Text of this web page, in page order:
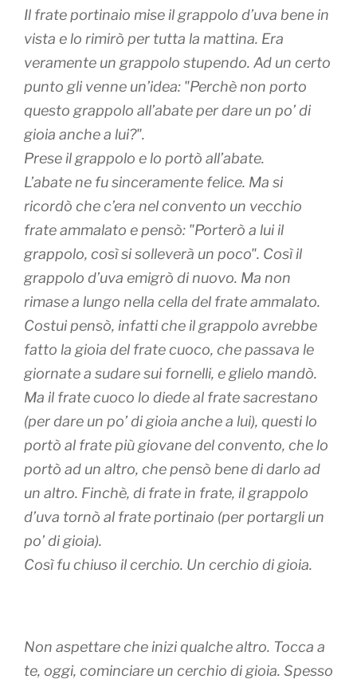
Il frate portinaio mise il grappolo d’uva bene in
vista e lo rimirò per tutta la mattina. Era
veramente un grappolo stupendo. Ad un certo
punto gli venne un’idea: "Perchè non porto
questo grappolo all’abate per dare un po’ di
gioia anche a lui?".
Prese il grappolo e lo portò all’abate.
L’abate ne fu sinceramente felice. Ma si
ricordò che c’era nel convento un vecchio
frate ammalato e pensò: "Porterò a lui il
grappolo, così si solleverà un poco". Così il
grappolo d’uva emigrò di nuovo. Ma non
rimase a lungo nella cella del frate ammalato.
Costui pensò, infatti che il grappolo avrebbe
fatto la gioia del frate cuoco, che passava le
giornate a sudare sui fornelli, e glielo mandò.
Ma il frate cuoco lo diede al frate sacrestano
(per dare un po’ di gioia anche a lui), questi lo
portò al frate più giovane del convento, che lo
portò ad un altro, che pensò bene di darlo ad
un altro. Finchè, di frate in frate, il grappolo
d’uva tornò al frate portinaio (per portargli un
po’ di gioia).
Così fu chiuso il cerchio. Un cerchio di gioia.
Non aspettare che inizi qualche altro. Tocca a
te, oggi, cominciare un cerchio di gioia. Spesso